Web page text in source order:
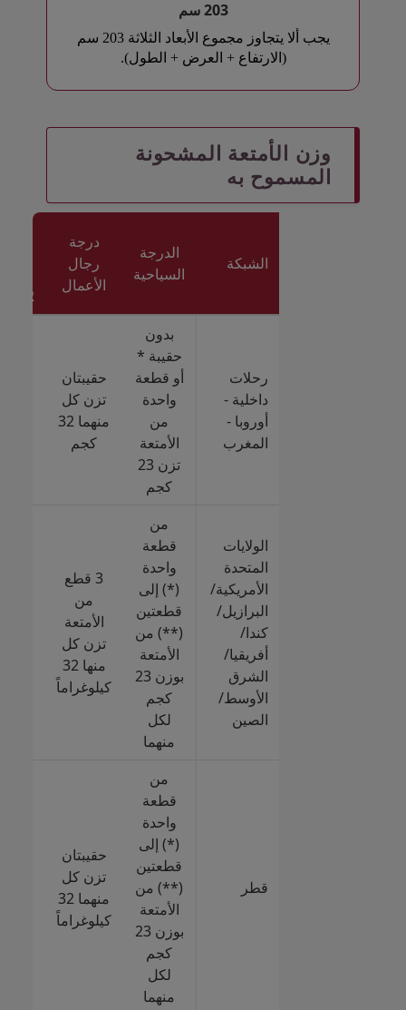
203 سم
يجب ألا يتجاوز مجموع الأبعاد الثلاثة 203 سم
(الارتفاع + العرض + الطول).
وزن الأمتعة المشحونة
المسموح به
الشبكة
الدرجة
السياحية
درجة
رجال
الأعمال
رحلات
داخلية -
أوروبا -
المغرب
بدون
حقيبة *
أو قطعة
واحدة
من
الأمتعة
تزن 23
كجم
حقيبتان
تزن كل
منهما 32
كجم
الولايات
المتحدة
الأمريكية/
البرازيل/
كندا/
أفريقيا/
الشرق
الأوسط/
الصين
من
قطعة
واحدة
(*) إلى
قطعتين
(**) من
الأمتعة
بوزن 23
كجم
لكل
منهما
3 قطع
من
الأمتعة
تزن كل
منها 32
كيلوغراماً
قطر
من
قطعة
واحدة
(*) إلى
قطعتين
(**) من
الأمتعة
بوزن 23
كجم
لكل
منهما
حقيبتان
تزن كل
منهما 32
كيلوغراماً